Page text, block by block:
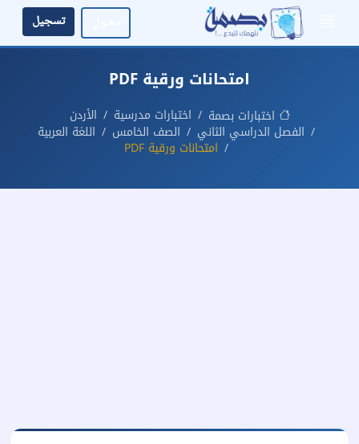
تسجيل
امتحانات ورقية PDF
اختبارات بصمة اختبارات مدرسية
الأردن
الفصل الدراسي الثاني
الصف الخامس
اللغة العربية
امتحانات ورقية PDF